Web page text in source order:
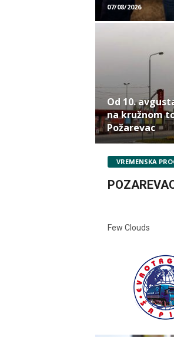
07/08/2026
Od 10.
na kružnom
Požarevac
VREMENSKA
Few Clouds